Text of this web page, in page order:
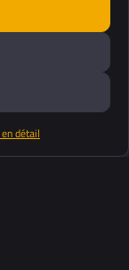
détail